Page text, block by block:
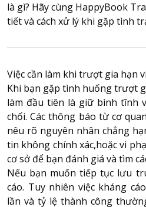
About HappyBook
Contact us
là gì? Hãy cùng HappyBook
tiết và cách xử lý khi gặp tình
Việc cần làm khi trượt gia hạn
Khi bạn gặp tình huốngtrượt
làm đầu tiên là giữ bình tĩnh
chối. Các thông báo từ cơ
nêu rõ nguyên nhân chẳng
tin không chính xác,hoặc vi
cơ sở để bạn đánh giá và tìm
Nếu bạn muốn tiếp tục lưu
cáo. Tuy nhiên việc kháng
lần và tỷ lệ thành công